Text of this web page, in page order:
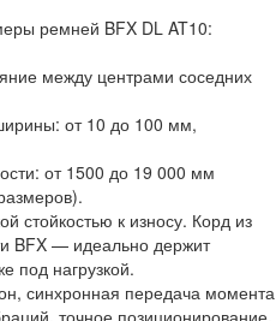
ремней BFX DL AT10:
между центрами соседних
от 10 до 100 мм,
от 1500 до 19 000 мм
стойкостью к износу. Корд из
BFX — идеально держит
под нагрузкой.
синхронная передача момента
точное позиционирование.